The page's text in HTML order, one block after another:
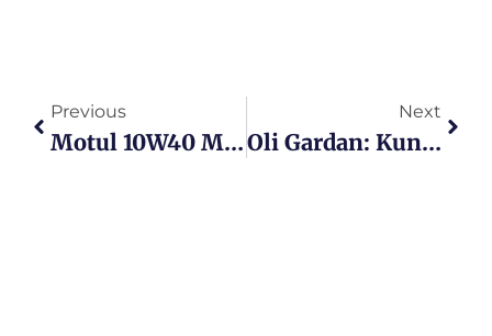
Previous
Motul 10W40 Matic: Oli Berkualitas Untuk Performa Mesin
Next
Oli Gardan: Kunci Performa Optimal Dan Perlindungan Jangka Panjang